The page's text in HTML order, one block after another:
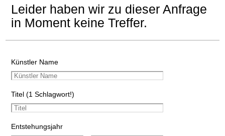
Leider haben wir zu dieser Anfrage
in Moment keine Treffer.
Künstler Name
Titel (1 Schlagwort!)
Entstehungsjahr